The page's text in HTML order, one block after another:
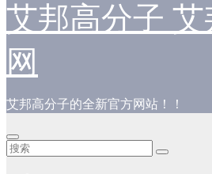
艾邦高分子
网
艾邦高分子的全新官方网站！！